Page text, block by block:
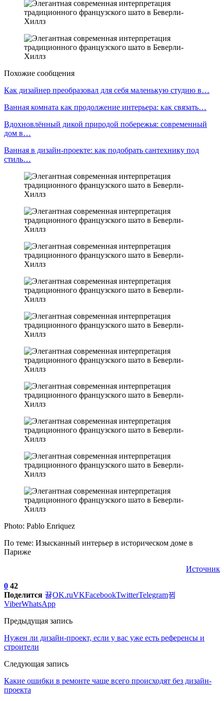
Похожие сообщения
Как дизайнер преобразовал для себя маленькую студию в…
Ванная комната как продолжение интерьера: как связать…
Вдохновлённый дикой природой побережья: современный
дом в…
Ванная в дизайн-проекте: как подобрать сантехнику под
стиль…
Photo: Pablo Enriquez
По теме: Изысканный интерьер в историческом доме в
Париже
Источник
0 42
Поделится
OK.ruVKFacebookTwitterTelegram
ViberWhatsApp
Предыдущая запись
Нужен ли дизайн-проект, если у вас уже есть референсы и
строители
Следующая запись
Какие ошибки в ремонте чаще всего происходят без дизайн-
проекта